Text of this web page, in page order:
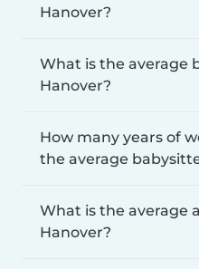
Hanover?
What is the average
Hanover?
How many years of
the average
What is the average
Hanover?